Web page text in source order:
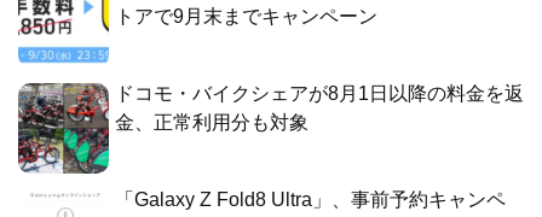
トアで9月末までキャンペーン
ドコモ・バイクシェアが8月1日以降の料金を返
金、正常利用分も対象
「Galaxy Z Fold8 Ultra」、事前予約キャンペ